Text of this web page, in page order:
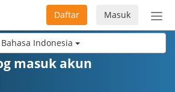
Bahasa Indonesia
Masuk
Daftar
masuk akun